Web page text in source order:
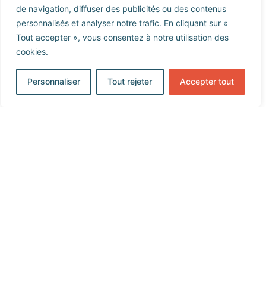
de navigation, diffuser des publicités ou des contenus
personnalisés et analyser notre trafic. En cliquant sur «
Tout accepter », vous consentez à notre utilisation des
cookies.
Personnaliser Tout rejeter Accepter tout